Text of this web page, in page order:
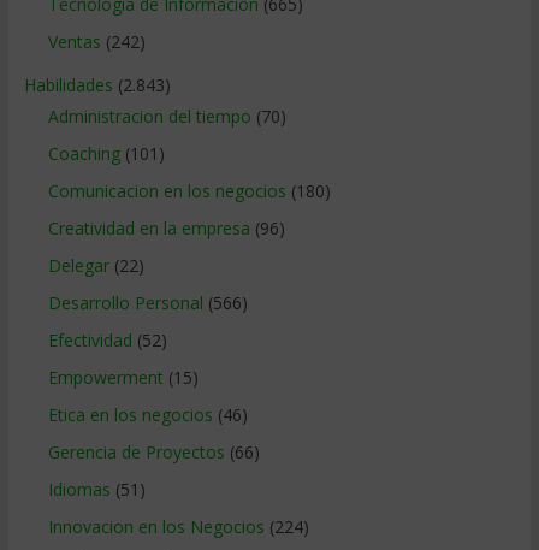
Ventas (242)
Habilidades (2.843)
Administracion del tiempo (70)
Coaching(101)
Comunicacion en los negocios (180)
Creatividad en la empresa (96)
Delegar(22)
Desarrollo Personal (566)
Efectividad (52)
Empowerment (15)
Etica en los negocios (46)
Gerencia de Proyectos (66)
Idiomas (51)
Innovacion en los Negocios (224)